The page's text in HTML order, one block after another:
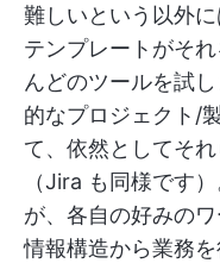
難しいという以外に
テンプレートがそ
んどのツールを試
的なプロジェクト/
て、依然としてそ
（Jira も同様です
が、各自の好みの
情報構造から業務を